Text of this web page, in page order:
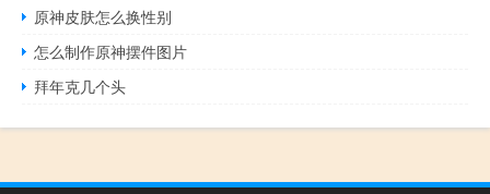
原神皮肤怎么换性别
怎么制作原神摆件图片
拜年克几个头